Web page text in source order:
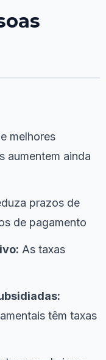
melhores
aumentem ainda
prazos de
de pagamento
As taxas
têm taxas